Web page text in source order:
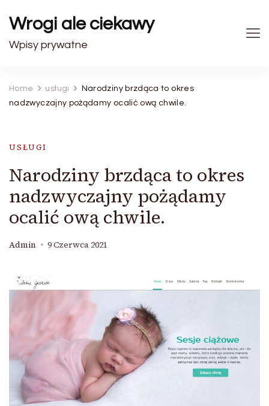
Wrogi ale ciekawy
Wpisy prywatne
Home usługi
Narodziny brzdąca to okres
nadzwyczajny pożądamy ocalić ową chwile.
USŁUGI
Narodziny brzdąca to okres
nadzwyczajny pożądamy
ocalić ową chwile.
Admin 9 Czerwca 2021